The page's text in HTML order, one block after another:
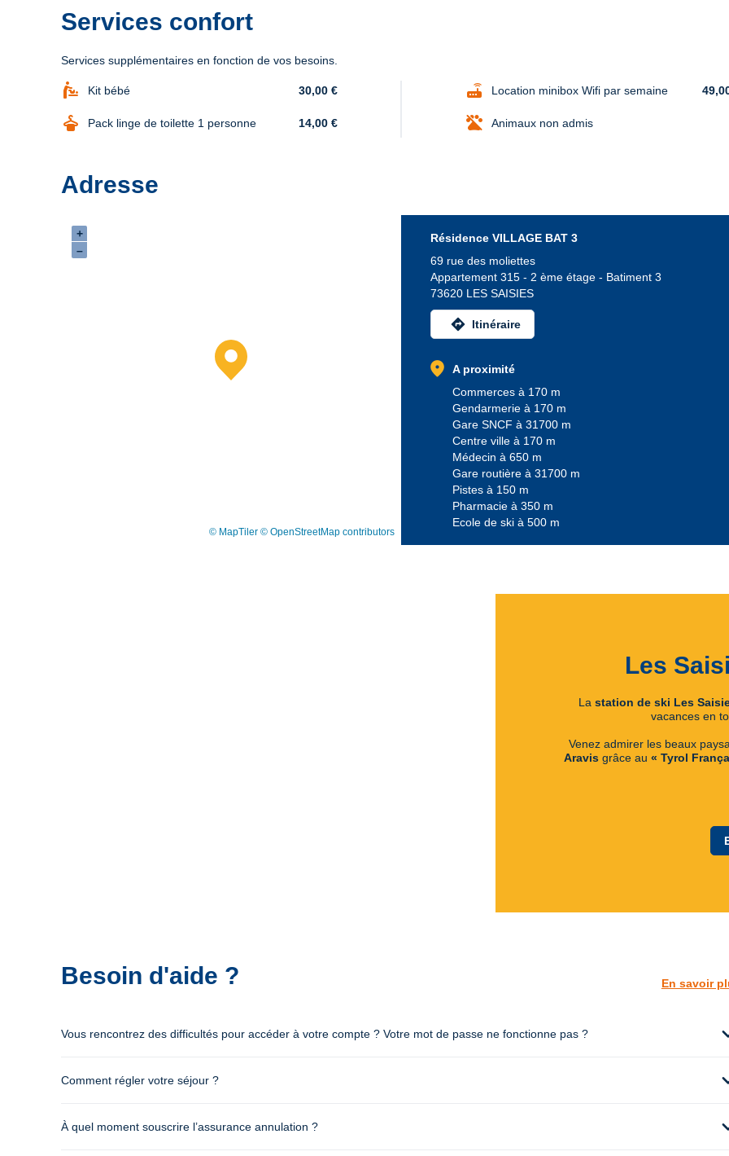
Services confort
Services supplémentaires en fonction de vos besoins.
baby_changing_station Kit bébé 30,00 € router Location minibox Wifi par semaine
dry_cleaning Pack linge de toilette 1 personne 14,00 € Animaux non admis
Adresse
+
–
© MapTiler © OpenStreetMap contributors
Résidence VILLAGE BAT 3
69 rue des moliettes
Appartement 315 - 2 ème étage - Batiment 3
73620 LES SAISIES
directions Itinéraire
location_on
A proximité
Commerces à 170 m
Gendarmerie à 170 m
Gare SNCF à 31700 m
Centre ville à 170 m
Médecin à 650 m
Gare routière à 31700 m
Pistes à 150 m
Pharmacie à 350 m
Ecole de ski à 500 m
Les
La station de ski Les
vacances en
Venez admirer les beaux
Aravisgrâce au « Tyrol
Besoin d'aide ? En savoir
Vous rencontrez des difficultés pour accéder à votre compte ? Votre mot de passe ne fonctionne pas ?
Comment régler votre séjour ?
À quel moment souscrire l’assurance annulation ?